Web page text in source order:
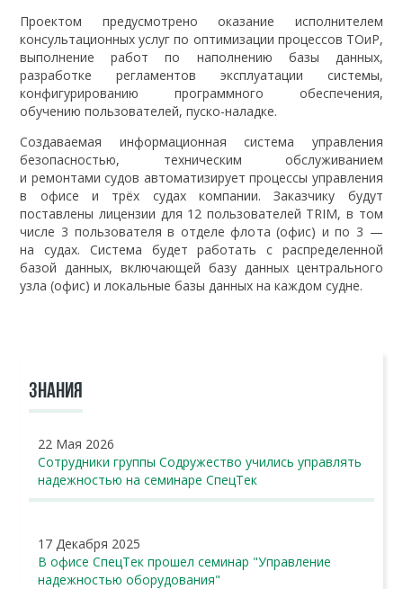
Проектом предусмотрено оказание исполнителем
консультационных услуг по оптимизации процессов ТОиР,
выполнение работ по наполнению базы данных,
разработке регламентов эксплуатации системы,
конфигурированию программного обеспечения,
обучению пользователей, пуско-наладке.
Создаваемая информационная система управления
безопасностью, техническим обслуживанием
и ремонтами судов автоматизирует процессы управления
в офисе и трёх судах компании. Заказчику будут
поставлены лицензии для 12 пользователей TRIM, в том
числе 3 пользователя в отделе флота (офис) и по 3 —
на судах. Система будет работать с распределенной
базой данных, включающей базу данных центрального
узла (офис) и локальные базы данных на каждом судне.
ЗНАНИЯ
22 Мая 2026
Сотрудники группы Содружество учились управлять
надежностью на семинаре СпецТек
17 Декабря 2025
В офисе СпецТек прошел семинар "Управление
надежностью оборудования"